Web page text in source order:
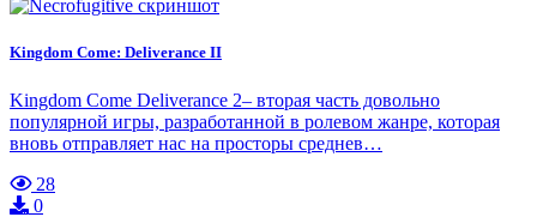
Kingdom Come: Deliverance II
Kingdom Come Deliverance 2– вторая часть довольно
популярной игры, разработанной в ролевом жанре, которая
вновь отправляет нас на просторы среднев…
28
0